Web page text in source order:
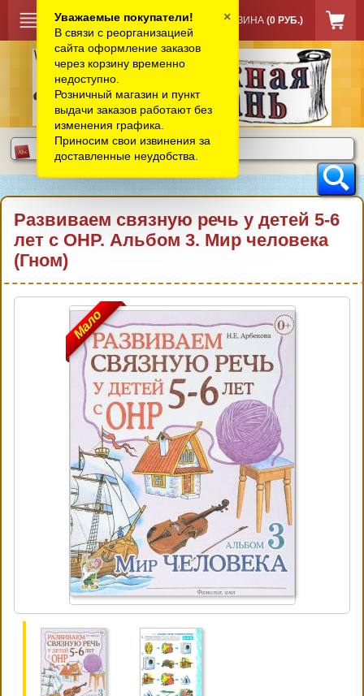
КОРЗИНА (0 РУБ.)
Развиваем связную речь у детей 5-6
лет с ОНР. Альбом 3. Мир человека
(Гном)
Мало
Уважаемые покупатели!
В связи с реорганизацией
сайта оформление заказов
через корзину временно
недоступно.
Розничный магазин и пункт
выдачи заказов работают без
изменения графика.
Приносим свои извинения за
доставленные неудобства.
×